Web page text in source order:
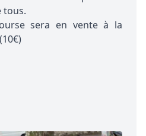
tous.
sera en vente à la